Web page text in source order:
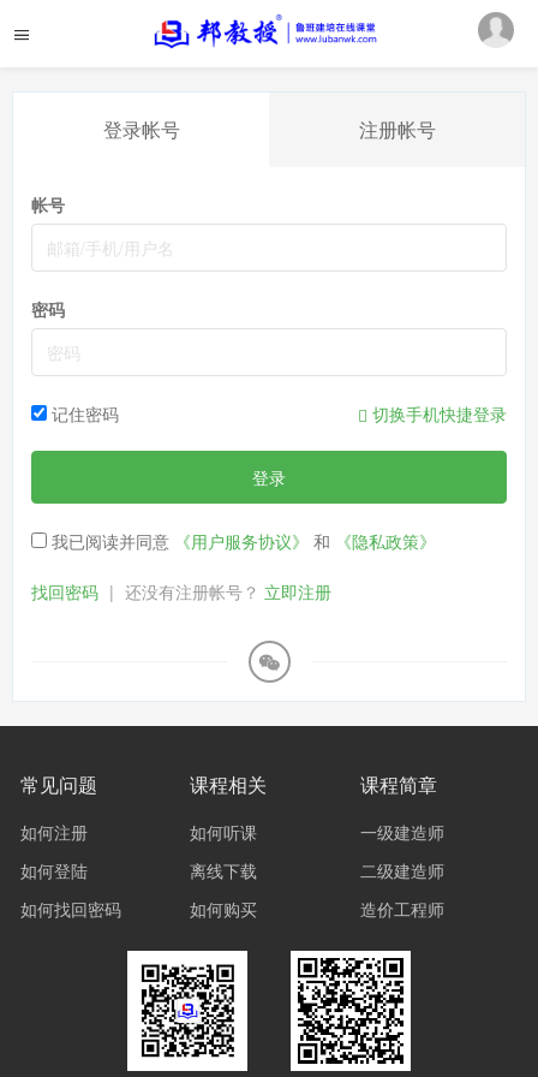
登录帐号 注册帐号
帐号
密码
记住密码 切换手机快捷登录
登录
我已阅读并同意 《用户服务协议》 和 《隐私政策》
找回密码 | 还没有注册帐号？ 立即注册
常见问题
如何注册
如何登陆
如何找回密码
课程相关
如何听课
离线下载
如何购买
课程简章
一级建造师
二级建造师
造价工程师